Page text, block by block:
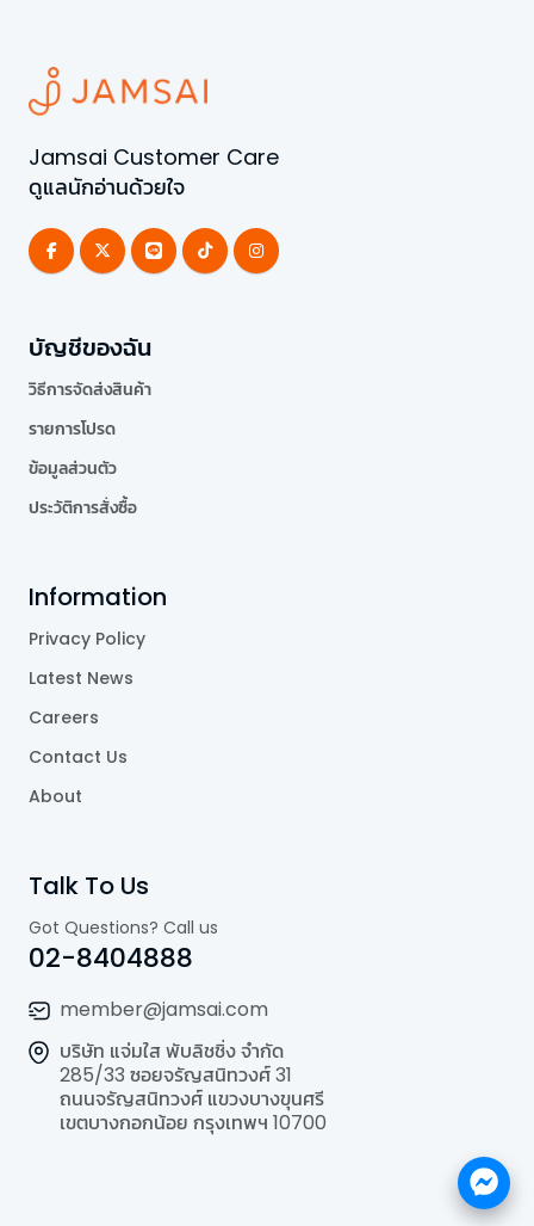
Jamsai Customer Care
ดูแลนักอ่านด้วยใจ
บัญชีของฉัน
วิธีการจัดส่งสินค้า
รายการโปรด
ข้อมูลส่วนตัว
ประวัติการสั่งซื้อ
Information
Privacy Policy
Latest News
Careers
Contact Us
About
Talk To Us
Got Questions? Call us
02-8404888
member@jamsai.com
บริษัท แจ่มใส พับลิชชิ่ง จำกัด
285/33 ซอยจรัญสนิทวงศ์ 31
ถนนจรัญสนิทวงศ์ แขวงบางขุนศรี
เขตบางกอกน้อย กรุงเทพฯ 10700